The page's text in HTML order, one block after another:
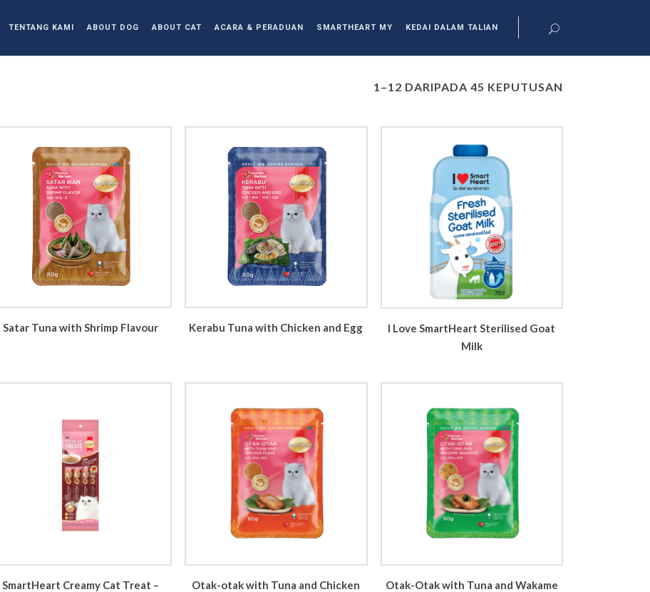
TENTANG KAMI ABOUT DOG ABOUT CAT ACARA & PERADUAN SMARTHEART MY KEDAI DALAM TALIAN
1–12 DARIPADA 45 KEPUTUSAN
Satar Tuna with Shrimp Flavour Kerabu Tuna with Chicken and Egg
I Love SmartHeart Sterilised Goat
Milk
SmartHeart Creamy Cat Treat –
Otak-otak with Tuna and Chicken
Otak-Otak with Tuna and Wakame